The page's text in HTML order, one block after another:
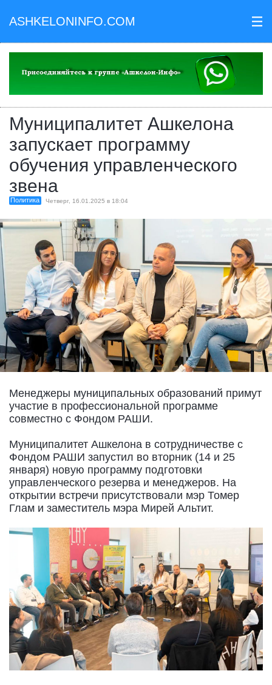
ASHKELONINFO.COM III
Муниципалитет Ашкелона
запускает программу
обучения управленческого
звена
Политика Четверг, 16.01.2025 в 18:04
Менеджеры муниципальных образований примут
участие в профессиональной программе
совместно с Фондом РАШИ.
Муниципалитет Ашкелона в сотрудничестве с
Фондом РАШИ запустил во вторник (14 и 25
января) новую программу подготовки
управленческого резерва и менеджеров. На
открытии встречи присутствовали мэр Томер
Глам и заместитель мэра Мирей Альтит.